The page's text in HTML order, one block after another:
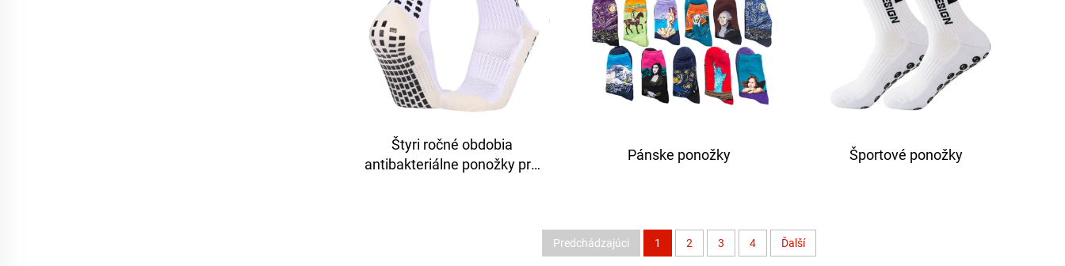
Štyri ročné obdobia
antibakteriálne ponožky pre
Pánske ponožky Športové ponožky
Predchádzajúci 1 2 3 4 Ďalší